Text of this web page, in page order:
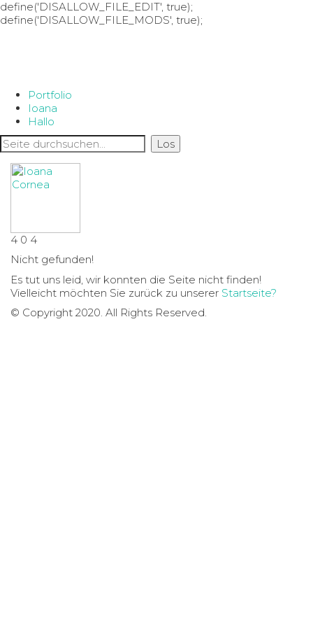
define('DISALLOW_FILE_EDIT', true);
define('DISALLOW_FILE_MODS', true);
Portfolio
Ioana
Hallo
4 0 4
Nicht gefunden!
Es tut uns leid, wir konnten die Seite nicht finden!
Vielleicht möchten Sie zurück zu unserer Startseite?
© Copyright 2020. All Rights Reserved.